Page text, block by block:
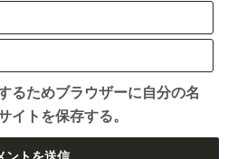
るためブラウザーに自分の名
イトを保存する。